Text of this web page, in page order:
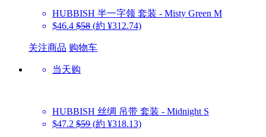
HUBBISH 半一字领 套装 - Misty Green M
$46.4 $58 (約 ¥312.74)
关注商品 购物车
当天购
HUBBISH 丝绸 吊带 套装 - Midnight S
$47.2 $59 (約 ¥318.13)